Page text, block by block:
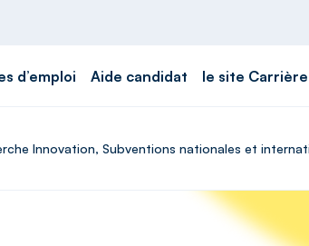
d’emploi Aide candidat le site
Innovation, Subventions nationales et